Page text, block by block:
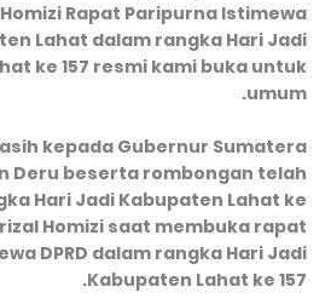
Homizi Rapat Paripurna Istimewa
Lahat dalam rangka Hari Jadi
ke 157 resmi kami buka untuk
umum.
kepada Gubernur Sumatera
Deru beserta rombongan telah
Hari Jadi Kabupaten Lahat ke
Homizi saat membuka rapat
DPRD dalam rangka Hari Jadi
Kabupaten Lahat ke 157.